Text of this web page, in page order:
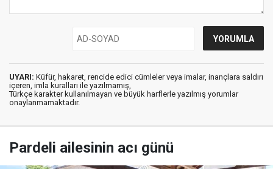
UYARI: Küfür, hakaret, rencide edici cümleler veya imalar, inançlara saldırı
içeren, imla kuralları ile yazılmamış,
Türkçe karakter kullanılmayan ve büyük harflerle yazılmış yorumlar
onaylanmamaktadır.
Pardeli ailesinin acı günü